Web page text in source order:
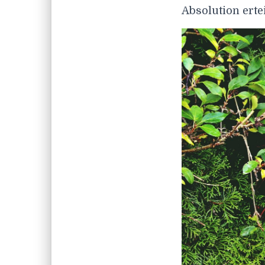
Absolution